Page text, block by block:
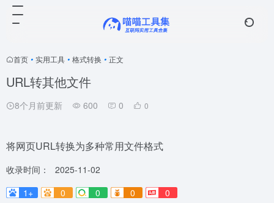
首页 • 实用工具 • 格式转换 • 正文
URL转其他文件
8个月前更新 600 0 0
将网页URL转换为多种常用文件格式
收录时间：
2025-11-02
1+
0 0 0 0